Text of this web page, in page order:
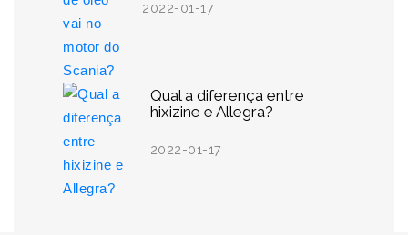
2022-01-17
Qual a diferença entre
hixizine e Allegra?
2022-01-17